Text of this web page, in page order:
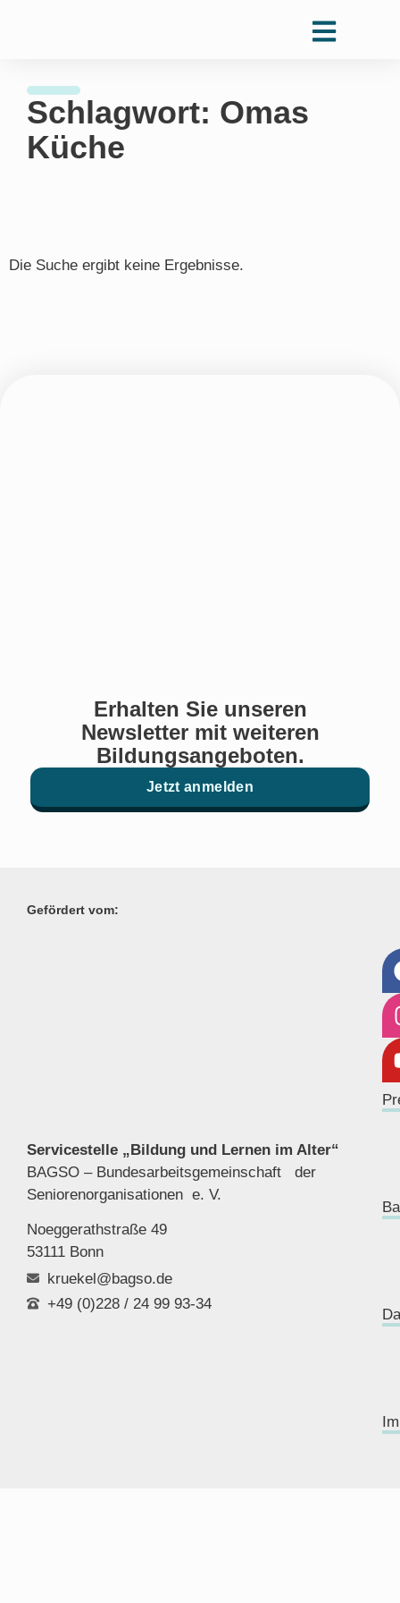
Schlagwort: Omas
Küche
Die Suche ergibt keine Ergebnisse.
Erhalten Sie unseren
Newsletter mit weiteren
Bildungsangeboten.
Jetzt anmelden
Gefördert vom:
Servicestelle „Bildung und Lernen im Alter“
BAGSO – Bundesarbeitsgemeinschaft der
Seniorenorganisationen e. V.
Noeggerathstraße 49
53111 Bonn
kruekel@bagso.de
+49 (0)228 / 24 99 93-34